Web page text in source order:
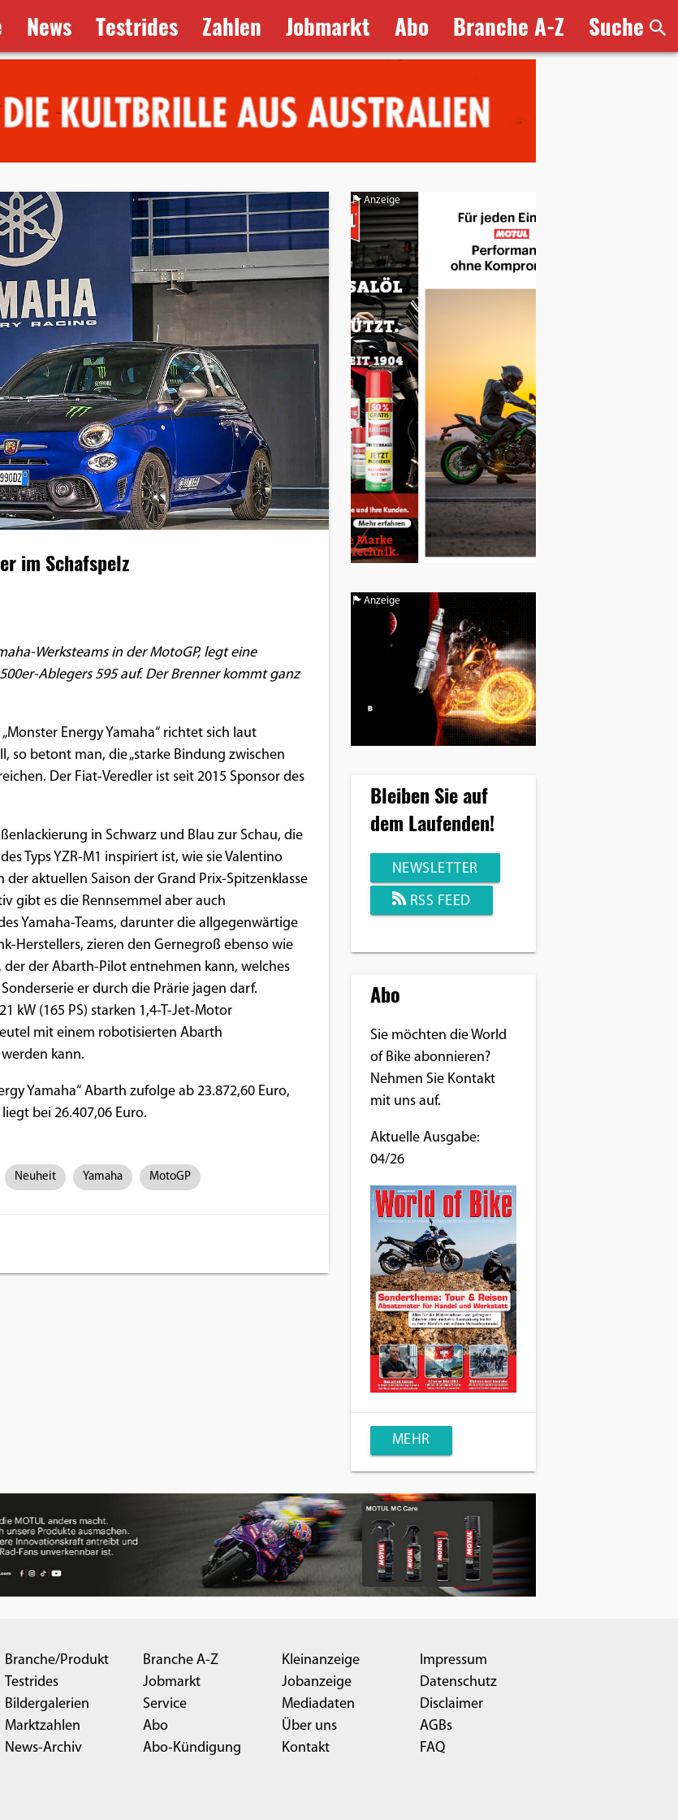
News Testrides Zahlen Jobmarkt Abo Branche A-Z Suche
im Schafspelz
Werksteams in der MotoGP, legt eine
Ablegers 595 auf. Der Brenner kommt ganz
Energy Yamaha“ richtet sich laut
so betont man, die „starke Bindung zwischen
Der Fiat-Veredler ist seit 2015 Sponsor des
in Schwarz und Blau zur Schau, die
Typs YZR-M1 inspiriert ist, wie sie Valentino
der aktuellen Saison der Grand Prix-Spitzenklasse
gibt es die Rennsemmel aber auch
Yamaha-Teams, darunter die allgegenwärtige
Herstellers, zieren den Gernegroß ebenso wie
der Abarth-Pilot entnehmen kann, welches
er durch die Prärie jagen darf.
kW (165 PS) starken 1,4-T-Jet-Motor
mit einem robotisierten Abarth
kann.
Yamaha“ Abarth zufolge ab 23.872,60 Euro,
bei 26.407,06 Euro.
Neuheit Yamaha MotoGP
Anzeige
Anzeige
Bleiben Sie auf
dem Laufenden!
NEWSLETTER
RSS FEED
Abo
Sie möchten die World
of Bike abonnieren?
Nehmen Sie Kontakt
mit uns auf.
Aktuelle Ausgabe:
04/26
MEHR
Branche/Produkt
Testrides
Bildergalerien
Marktzahlen
News-Archiv
Branche A-Z
Jobmarkt
Service
Abo
Abo-Kündigung
Kleinanzeige
Jobanzeige
Mediadaten
Über uns
Kontakt
Impressum
Datenschutz
Disclaimer
AGBs
FAQ